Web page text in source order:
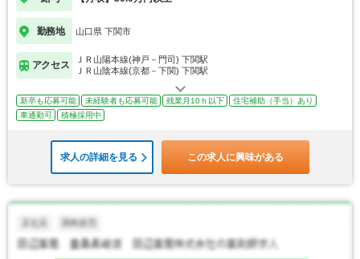
勤務地 山口県 下関市
アクセス
ＪＲ山陽本線(神戸－門司) 下関駅
ＪＲ山陰本線(京都－下関) 下関駅
新卒も応募可能 未経験者も応募可能 残業月10ｈ以下
住宅補助（手当）あり
車通勤可
積極採用中
求人の詳細を見る この求人に興味がある